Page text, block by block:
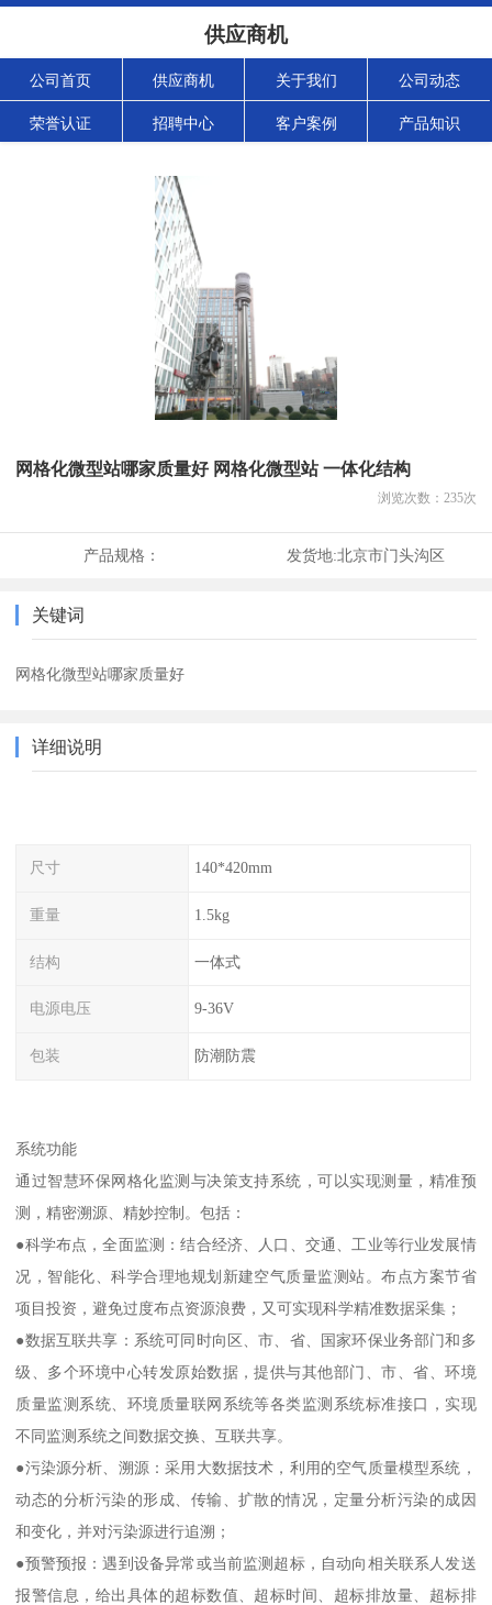
供应商机
公司首页 供应商机 关于我们 公司动态
荣誉认证 招聘中心 客户案例 产品知识
网格化微型站哪家质量好 网格化微型站 一体化结构
浏览次数： 235次
产品规格： 发货地:北京市门头沟区
关键词
网格化微型站哪家质量好
详细说明
尺寸 140*420mm
重量 1.5kg
结构 一体式
电源电压 9-36V
包装 防潮防震
系统功能
通过智慧环保网格化监测与决策支持系统，可以实现测量，精准预
测，精密溯源、精妙控制。包括：
●科学布点，全面监测：结合经济、人口、交通、工业等行业发展情
况，智能化、科学合理地规划新建空气质量监测站。布点方案节省
项目投资，避免过度布点资源浪费，又可实现科学精准数据采集；
●数据互联共享：系统可同时向区、市、省、国家环保业务部门和多
级、多个环境中心转发原始数据，提供与其他部门、市、省、环境
质量监测系统、环境质量联网系统等各类监测系统标准接口，实现
不同监测系统之间数据交换、互联共享。
●污染源分析、溯源：采用大数据技术，利用的空气质量模型系统，
动态的分析污染的形成、传输、扩散的情况，定量分析污染的成因
和变化，并对污染源进行追溯；
●预警预报：遇到设备异常或当前监测超标，自动向相关联系人发送
报警信息，给出具体的超标数值、超标时间、超标排放量、超标排